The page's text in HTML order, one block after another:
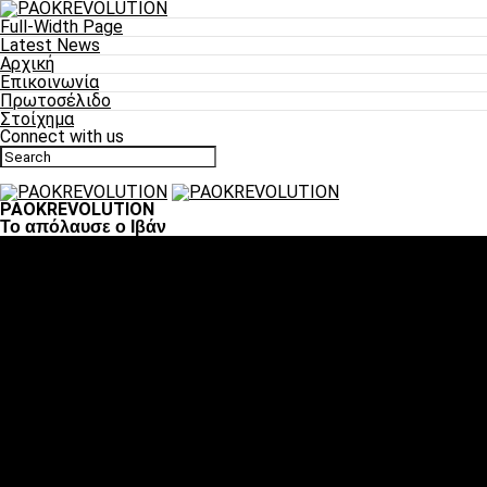
Full-Width Page
Latest News
Αρχική
Επικοινωνία
Πρωτοσέλιδο
Στοίχημα
Connect with us
PAOKREVOLUTION
Το απόλαυσε ο Ιβάν